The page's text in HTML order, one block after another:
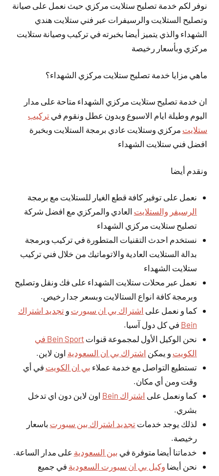
نوفر لكم خدمة تصليح ستلايت مركزي حيث نعمل على صيانة
وتصليح الستلايت والرسيفرات عبر فني ستلايت هندي
الشهداء والذي يتميز أيضا بخبرته في تركيب وصيانة ستلايت
مركزي وبأسعار رخيصة
ماهي مزايا خدمة تصليح ستلايت مركزي الشهداء؟
ان خدمة تصليح ستلايت مركزي الشهداء متاحة على مدار
اليوم وطيلة ايام الاسبوع وبدون عطل ونقوم في تركيب
ستلايت مركزي وستلايت عادي برمجة الستلايت وبخبرة
افضل فني ستلايت الشهداء
ونقدم أيضا
نعمل على توفير كافة قطع الغيار للستلايت مع برمجة
الرسيفر والستلايت العادي والمركزي مع افضل شركة
تصليح ستلايت مركزي الشهداء
نستخدم احدث التقنيات المتطورة في تركيب وبرمجة
بدالة الستلايت العادية والاتوماتيك من خلال فني تركيب
ستلايت الشهداء
نعمل عبر محلات ستلايت الشهداء على فك ونقل وتصليح
وبرمجة كافة انواع الستالايت وبسعر جدا رخيص.
كما و نعمل على اشتراك بي ان سبورت وتجديد اشتراك
Bein في كل دول آسيا.
نحن الوكيل الأول لمجموعة قنوات
Bein Sport في
الكويت و يمكن اشتراك بي ان السعودية اون لاين.
تستطيع التواصل مع خدمة عملاء بي ان الكويت في أي
وقت ومن أي مكان.
كما ونعمل على اشتراك Bein
اون لاين دون اي تدخل
بشري.
لذلك يوجد خدماتتجديد اشتراك بين سبورت باسعار
رخيصة.
خدماتنا أيضا متوفرة في بين السعودية على مدار الساعة.
نحن أيضا وكيل بي ان سبورت السعودية في جميع